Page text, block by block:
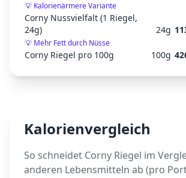
💡 Kalorienärmere Variante
Corny Nussvielfalt (1 Riegel,
24g)
💡 Mehr Fett durch Nüsse
24g
Corny Riegel pro 100g 100g
Kalorienvergleich
So schneidet Corny Riegel im
anderen Lebensmitteln ab (pro